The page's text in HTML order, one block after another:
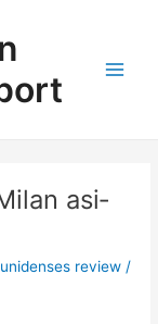
asi­
review /